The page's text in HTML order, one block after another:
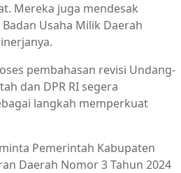
Mereka juga mendesak
Usaha Milik Daerah
pembahasan revisi Undang-
dan DPR RI segera
langkah memperkuat
Pemerintah Kabupaten
Daerah Nomor 3 Tahun 2024